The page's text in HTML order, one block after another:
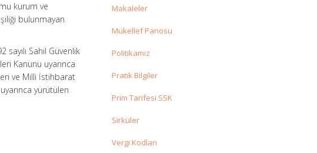
kurum ve
bulunmayan
Sahil Güvenlik
Kanunu uyarınca
ve Milli İstihbarat
yürütülen
Makaleler
Mükellef Panosu
Politikamız
Pratik Bilgiler
Prim Tarifesi SSK
Sirküler
Vergi Kodları